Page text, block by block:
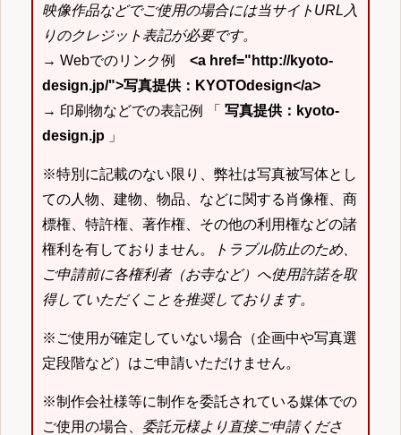
映像作品などでご使用の場合には当サイトURL入
りのクレジット表記が必要です。
→ Webでのリンク例 <a href="http://kyoto-
design.jp/">写真提供：KYOTOdesign</a>
→ 印刷物などでの表記例 「 写真提供：kyoto-
design.jp 」
※特別に記載のない限り、弊社は写真被写体とし
ての人物、建物、物品、などに関する肖像権、商
標権、特許権、著作権、その他の利用権などの諸
権利を有しておりません。
トラブル防止のため、
ご申請前に各権利者（お寺など）へ使用許諾を取
得していただくことを推奨しております。
※ご使用が確定していない場合（企画中や写真選
定段階など）はご申請いただけません。
※制作会社様等に制作を委託されている媒体での
ご使用の場合、 委託元様より直接ご申請くださ